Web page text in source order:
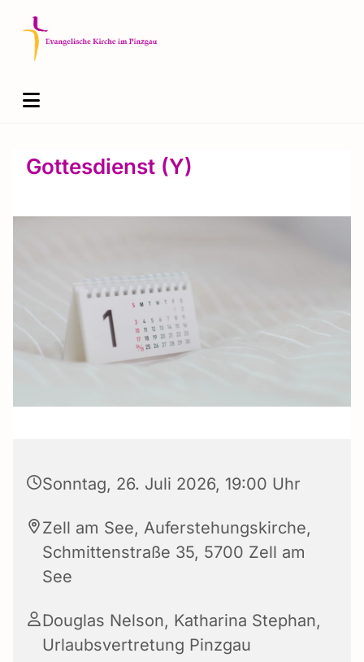
Gottesdienst (Y)
Sonntag, 26. Juli 2026, 19:00 Uhr
Zell am See, Auferstehungskirche,
Schmittenstraße 35, 5700 Zell am
See
Douglas Nelson, Katharina Stephan,
Urlaubsvertretung Pinzgau